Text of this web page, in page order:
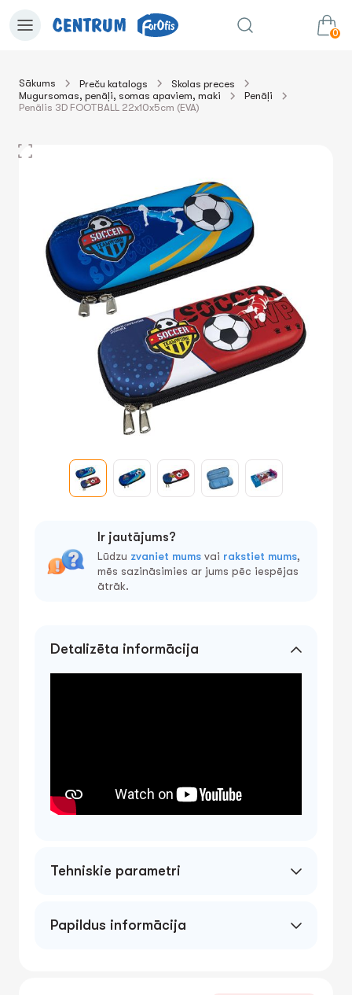
0
uz grozu Summa: 0.00€
Sākums Preču katalogs
Skolas preces
Mugursomas, penāļi, somas apaviem, maki
Penāļi
Penālis 3D FOOTBALL 22x10x5cm (EVA)
Ir jautājums?
Lūdzu zvaniet mums vai rakstiet mums,
mēs sazināsimies ar jums pēc iespējas
ātrāk.
Detalizēta informācija
Tehniskie parametri
Papildus informācija